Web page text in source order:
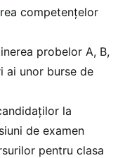
competențelor
probelor A, B,
ai unor burse de
la
de examen
pentru clasa